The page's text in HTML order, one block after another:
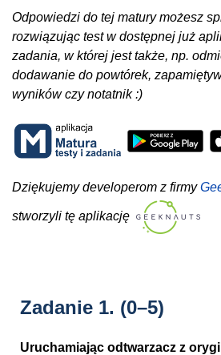
Odpowiedzi do tej matury możesz
rozwiązując test w dostępnej już
zadania, w której jest także, np.
dodawanie do powtórek,
wyników czy notatnik :)
Dziękujemy developerom z firmy
stworzyli tę aplikację
Zadanie 1. (0–5)
Uruchamiając odtwarzacz z